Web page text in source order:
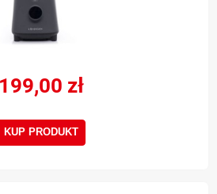
199,00 zł
KUP PRODUKT